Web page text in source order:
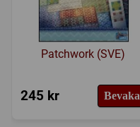
Patchwork (SVE)
245 kr Bevaka